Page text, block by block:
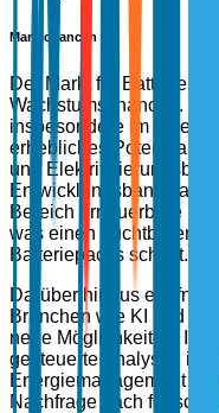
Marktchancen
Der Markt für
Wachstumschancen.
insbesondere im Asien-
erhebliches Potenzial
und
Entwicklungsbank hat
Bereich erneuerbare
was einen fruchtbaren
Batteriepacks schafft.
Darüber hinaus eröffnet
Branchen wie KI und
neue Möglichkeiten.
gesteuerte Analysen
Energiemanagement
Nachfrage nach